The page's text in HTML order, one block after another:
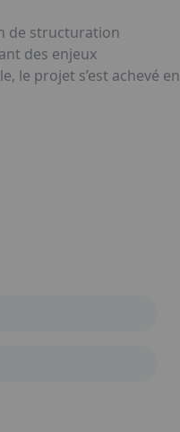
de structuration
des enjeux
le projet s’est achevé en